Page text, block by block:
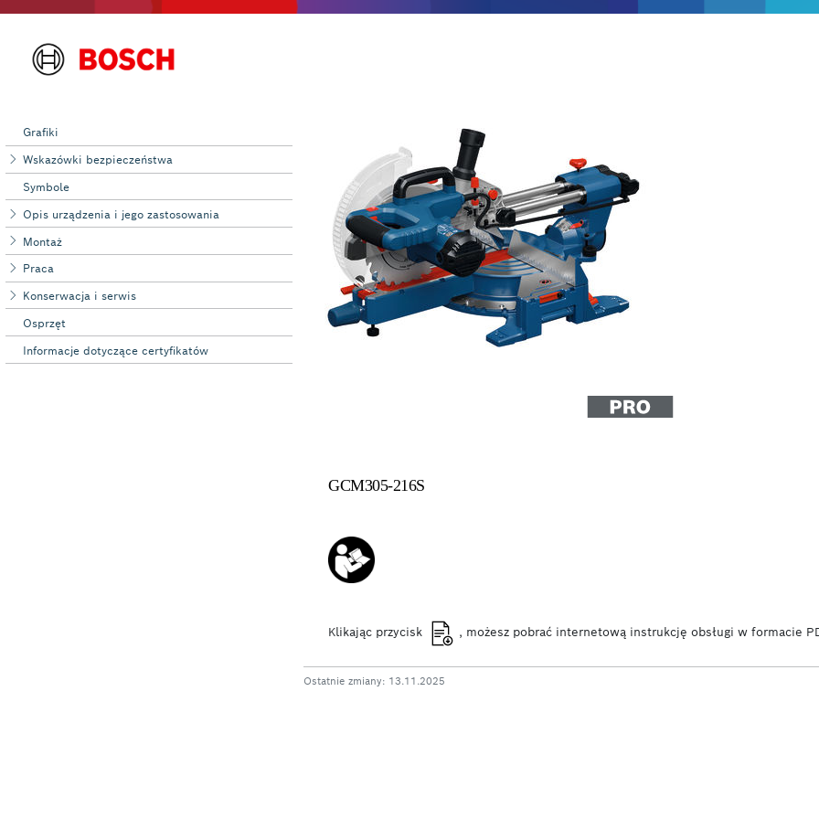
Grafiki
Wskazówki bezpieczeństwa
Symbole
Opis urządzenia i jego zastosowania
Montaż
Praca
Konserwacja i serwis
Osprzęt
Informacje dotyczące certyfikatów